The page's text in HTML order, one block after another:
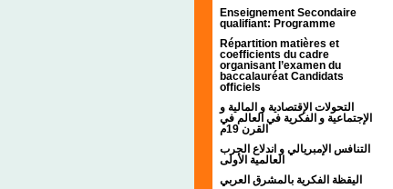
Enseignement Secondaire
qualifiant: Programme
Répartition matières et
coefficients du cadre
organisant l’examen du
baccalauréat Candidats
officiels
التحولات الإقتصادية و المالية و
الإجتماعية و الفكرية في العالم في
القرن 19م
التنافس الإمبريالي و اندلاع الحرب
العالمية الأولى
اليقظة الفكرية بالمشرق العربي